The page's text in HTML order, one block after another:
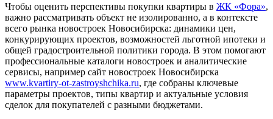
Чтобы оценить перспективы покупки квартиры в ЖК «Фора»,
важно рассматривать объект не изолированно, а в контексте
всего рынка новостроек Новосибирска: динамики цен,
конкурирующих проектов, возможностей льготной ипотеки и
общей градостроительной политики города. В этом помогают
профессиональные каталоги новостроек и аналитические
сервисы, например сайт новостроек Новосибирска
www.kvartiry-ot-zastroyshchika.ru, где собраны ключевые
параметры проектов, типы квартир и актуальные условия
сделок для покупателей с разными бюджетами.